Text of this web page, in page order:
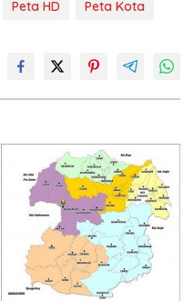
Peta HD Peta Kota